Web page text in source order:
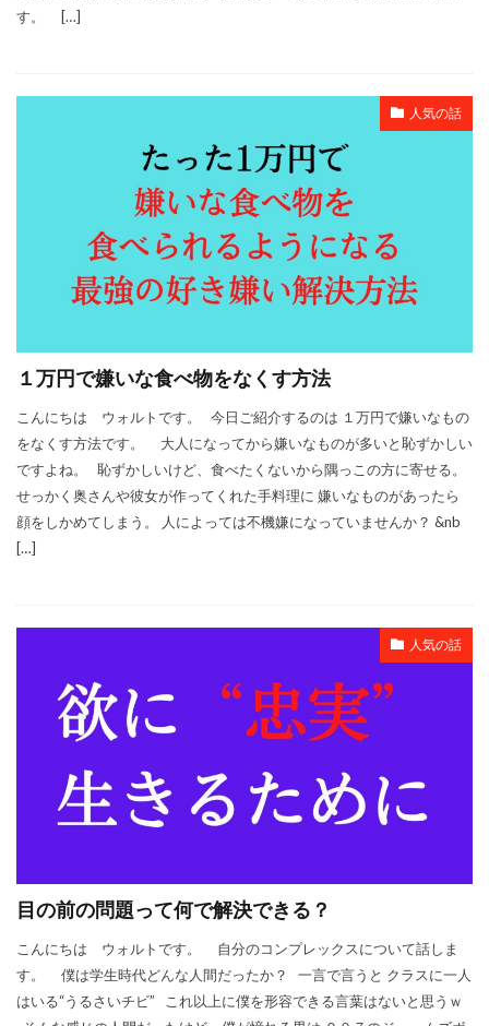
す。 […]
人気の話
１万円で嫌いな食べ物をなくす方法
こんにちは ウォルトです。 今日ご紹介するのは １万円で嫌いなもの
をなくす方法です。 大人になってから嫌いなものが多いと恥ずかしい
ですよね。 恥ずかしいけど、食べたくないから隅っこの方に寄せる。
せっかく奥さんや彼女が作ってくれた手料理に 嫌いなものがあったら
顔をしかめてしまう。 人によっては不機嫌になっていませんか？ &nb
[…]
人気の話
目の前の問題って何で解決できる？
こんにちは ウォルトです。 自分のコンプレックスについて話しま
す。 僕は学生時代どんな人間だったか？ 一言で言うと クラスに一人
はいる“うるさいチビ” これ以上に僕を形容できる言葉はないと思うｗ